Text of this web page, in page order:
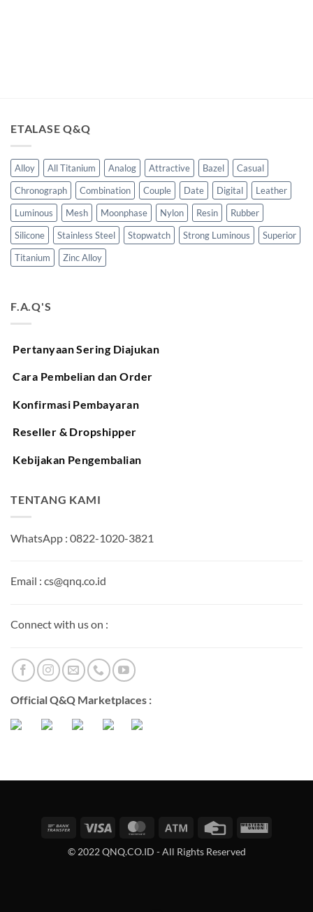
ETALASE Q&Q
Alloy All Titanium Analog Attractive Bazel
Casual
Chronograph
Combination Couple Date Digital
Leather
Luminous
Mesh Moonphase Nylon Resin
Rubber
Silicone
Stainless Steel Stopwatch Strong Luminous
Superior
Titanium
Zinc Alloy
F.A.Q'S
Pertanyaan Sering Diajukan
Cara Pembelian dan Order
Konfirmasi Pembayaran
Reseller & Dropshipper
Kebijakan Pengembalian
TENTANG KAMI
WhatsApp : 0822-1020-3821
Email : cs@qnq.co.id
Connect with us on :
Official Q&Q Marketplaces :
Bank
Visa MasterCardAtm
Credit
Western
© 2022 QNQ.CO.ID - All Rights Reserved